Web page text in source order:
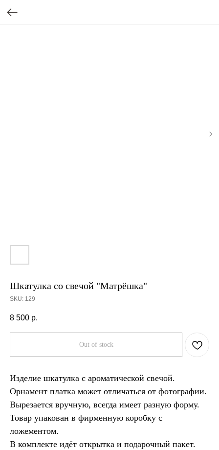
Шкатулка со свечой "Матрёшка"
SKU: 129
8 500 р.
Out of stock
Изделие шкатулка с ароматической свечой.
Орнамент платка может отличаться от фотографии.
Вырезается вручную, всегда имеет разную форму.
Товар упакован в фирменную коробку с
ложементом.
В комплекте идёт открытка и подарочный пакет.